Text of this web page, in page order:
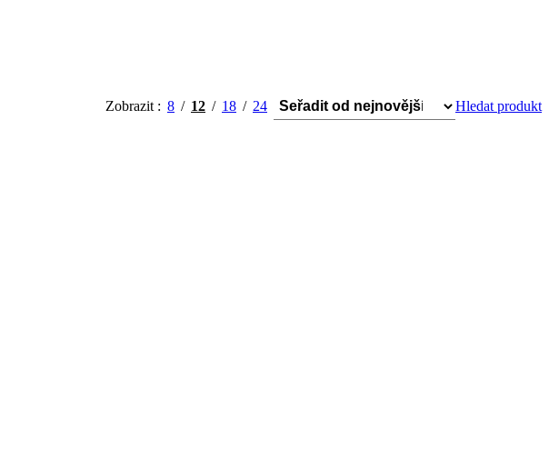
Zobrazit 8 12 18 24 Hledat produkt